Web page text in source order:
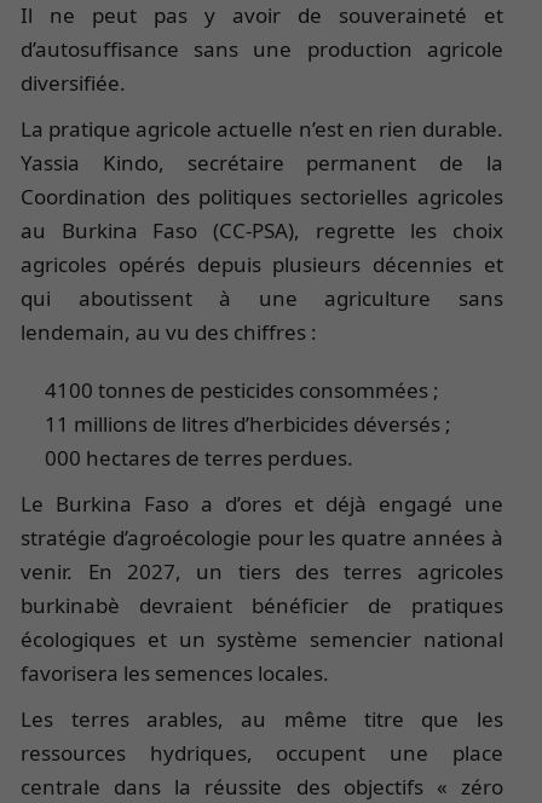
Il ne peut pas y avoir de souveraineté et
d’autosuffisance sans une production agricole
diversifiée.
La pratique agricole actuelle n’est en rien durable.
Yassia Kindo, secrétaire permanent de la
Coordination des politiques sectorielles agricoles
au Burkina Faso (CC-PSA), regrette les choix
agricoles opérés depuis plusieurs décennies et
qui aboutissent à une agriculture sans
lendemain, au vu des chiffres :
4100 tonnes de pesticides consommées ;
11 millions de litres d’herbicides déversés ;
000 hectares de terres perdues.
Le Burkina Faso a d’ores et déjà engagé une
stratégie d’agroécologie pour les quatre années à
venir. En 2027, un tiers des terres agricoles
burkinabè devraient bénéficier de pratiques
écologiques et un système semencier national
favorisera les semences locales.
Les terres arables, au même titre que les
ressources hydriques, occupent une place
centrale dans la réussite des objectifs « zéro